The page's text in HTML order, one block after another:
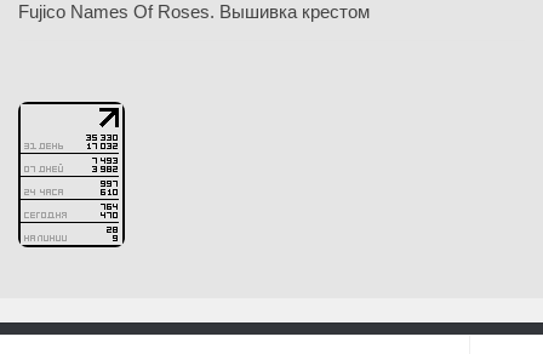
Fujico Names Of Roses. Вышивка крестом